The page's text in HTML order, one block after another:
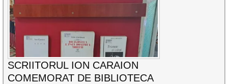
SCRIITORUL ION CARAION
COMEMORAT DE BIBLIOTECA